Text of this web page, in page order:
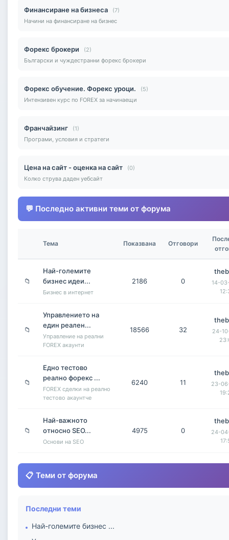
Финансиране на бизнеса
(7)
Начини на финансиране на бизнес
Форекс брокери
(2)
Български и чуждестранни форекс брокери
Форекс обучение. Форекс уроци.
(5)
Интензивен курс по FOREX за начинаещи
Франчайзинг
(1)
Програми, условия и стратеги
Цена на сайт - оценка на сайт
(0)
Колко струва даден уебсайт
💬 Последно активни теми от форума
Тема Показвана Отговори
📁
Най-големите
бизнес идеи...
Бизнес в интернет
2186 0
14-
📁
Управлението на
един реален...
Управление на реални
FOREX акаунти
18566 32
24-
📁
Едно тестово
реално форекс ...
FOREX сделки на реално
тестово акаунтче
6240 11
23-
📁
Най-важното
относно SEO...
Основи на SEO
4975 0
24-
📋 Теми от форума
Последни теми
Най-големите бизнес ...